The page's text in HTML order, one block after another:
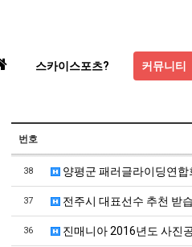
홈
스카이스포츠? 커뮤니티
번호
38 양평군 패러글라이딩연합
37 전주시 대표선수 추천 받
36 진매니아 2016년도 사진